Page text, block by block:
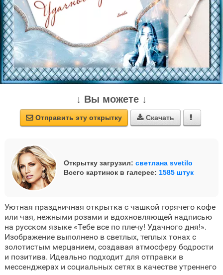
↓ Вы можете ↓
 Отправить эту открытку  Скачать 
Открытку загрузил: светлана svetilo
Всего картинок в галерее: 1585 штук
Уютная праздничная открытка с чашкой горячего кофе
или чая, нежными розами и вдохновляющей надписью
на русском языке «Тебе все по плечу! Удачного дня!».
Изображение выполнено в светлых, теплых тонах с
золотистым мерцанием, создавая атмосферу бодрости
и позитива. Идеально подходит для отправки в
мессенджерах и социальных сетях в качестве утреннего